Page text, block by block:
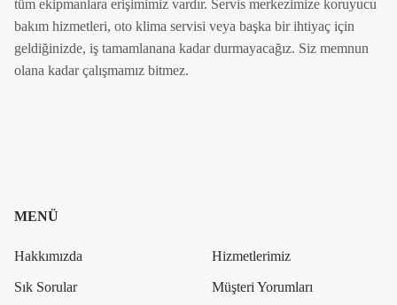
tüm ekipmanlara erişimimiz vardır. Servis merkezimize koruyucu
bakım hizmetleri, oto klima servisi veya başka bir ihtiyaç için
geldiğinizde, iş tamamlanana kadar durmayacağız. Siz memnun
olana kadar çalışmamız bitmez.
MENÜ
Hakkımızda Hizmetlerimiz
Sık Sorular Müşteri Yorumları